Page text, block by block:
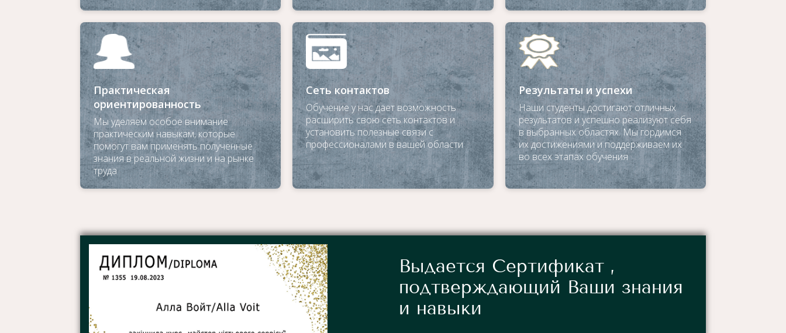
Практическая
ориентированность
Мы уделяем особое внимание
практическим навыкам, которые
помогут вам применять полученные
знания в реальной жизни и на рынке
труда
Сеть контактов
Обучение у нас дает возможность
расширить свою сеть контактов и
установить полезные связи с
профессионалами в вашей области
Результаты и успехи
Наши студенты достигают отличных
результатов и успешно реализуют себя
в выбранных областях. Мы гордимся
их достижениями и поддерживаем их
во всех этапах обучения
Выдается Сертификат ,
подтверждающий Ваши знания
и навыки